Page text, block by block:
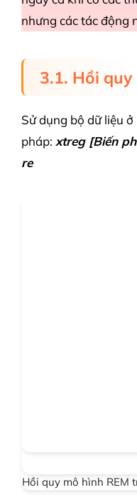
nhưng các tác động
3.1. Hồi quy
Sử dụng bộ dữ liệu
pháp: xtreg [Biến
re
Hồi quy mô hình REM